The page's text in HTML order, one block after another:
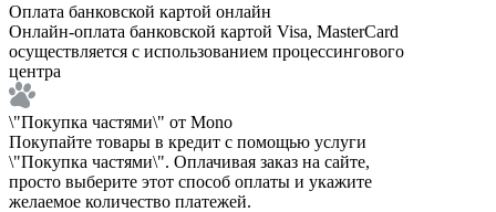
Оплата банковской картой онлайн
Онлайн-оплата банковской картой Visa, MasterCard
осуществляется с использованием процессингового
центра
\"Покупка частями\" от Mono
Покупайте товары в кредит с помощью услуги
\"Покупка частями\". Оплачивая заказ на сайте,
просто выберите этот способ оплаты и укажите
желаемое количество платежей.